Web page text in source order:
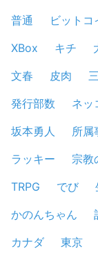
普通
ビットコ
XBox
キチ
文春
皮肉
発行部数
ネッ
坂本勇人
所属
ラッキー
宗教
TRPG
でび
かのんちゃん
カナダ
東京